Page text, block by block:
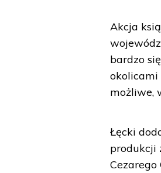
Akcja
bardzo
okolicami
możliwe,
Łęcki
produkcji